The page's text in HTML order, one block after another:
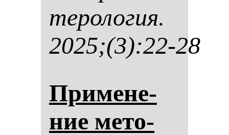
те­ро­ло­гия.
2025;(3):22-28
При­ме­не­
ние ме­то­